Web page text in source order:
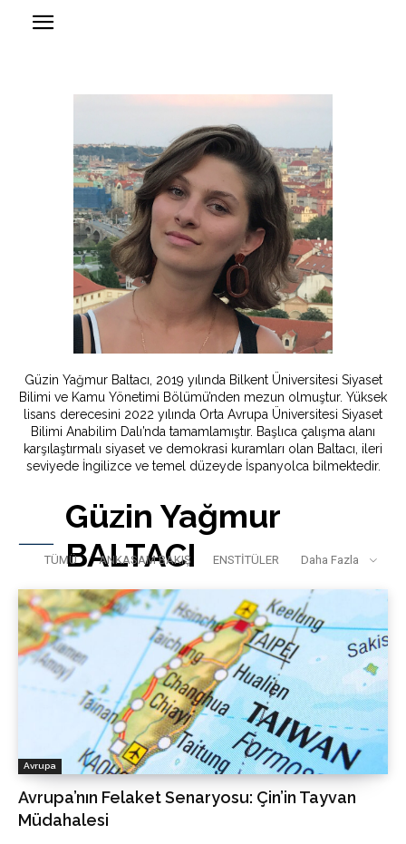
Güzin Yağmur Baltacı, 2019 yılında Bilkent Üniversitesi Siyaset
Bilimi ve Kamu Yönetimi Bölümü’nden mezun olmuştur. Yüksek
lisans derecesini 2022 yılında Orta Avrupa Üniversitesi Siyaset
Bilimi Anabilim Dalı’nda tamamlamıştır. Başlıca çalışma alanı
karşılaştırmalı siyaset ve demokrasi kuramları olan Baltacı, ileri
seviyede İngilizce ve temel düzeyde İspanyolca bilmektedir.
Güzin Yağmur
BALTACI
TÜMÜ ANKASAM BAKIŞ ENSTİTÜLER Daha Fazla
Avrupa
Avrupa’nın Felaket Senaryosu: Çin’in Tayvan
Müdahalesi